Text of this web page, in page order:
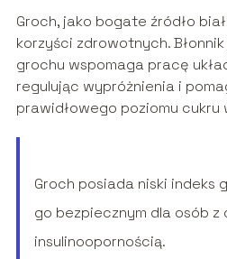
Groch, jako bogate źródło
korzyści zdrowotnych.
grochu wspomaga pracę
regulując wypróżnienia i
prawidłowego poziomu cukru
Groch posiada niski indeks
go bezpiecznym dla osób z
insulinoopornością.